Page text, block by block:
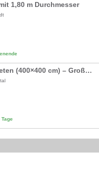
1,80 m Durchmesser
Marktschirm mieten (400×400 cm) – Großer Sonnenschirm in Weiß inkl. 40kg Ständer